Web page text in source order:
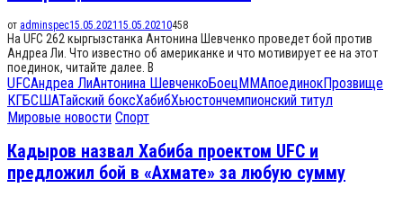
от adminspec15.05.2021 15.05.20210458
На UFC 262 кыргызстанка Антонина Шевченко проведет бой против
Андреа Ли. Что известно об американке и что мотивирует ее на этот
поединок, читайте далее. В
UFCАндреа ЛиАнтонина ШевченкоБоецММАпоединокПрозвище
КГБСШАТайский боксХабибХьюстончемпионский титул
Мировые новости Спорт
Кадыров назвал Хабиба проектом UFC и
предложил бой в «Ахмате» за любую сумму